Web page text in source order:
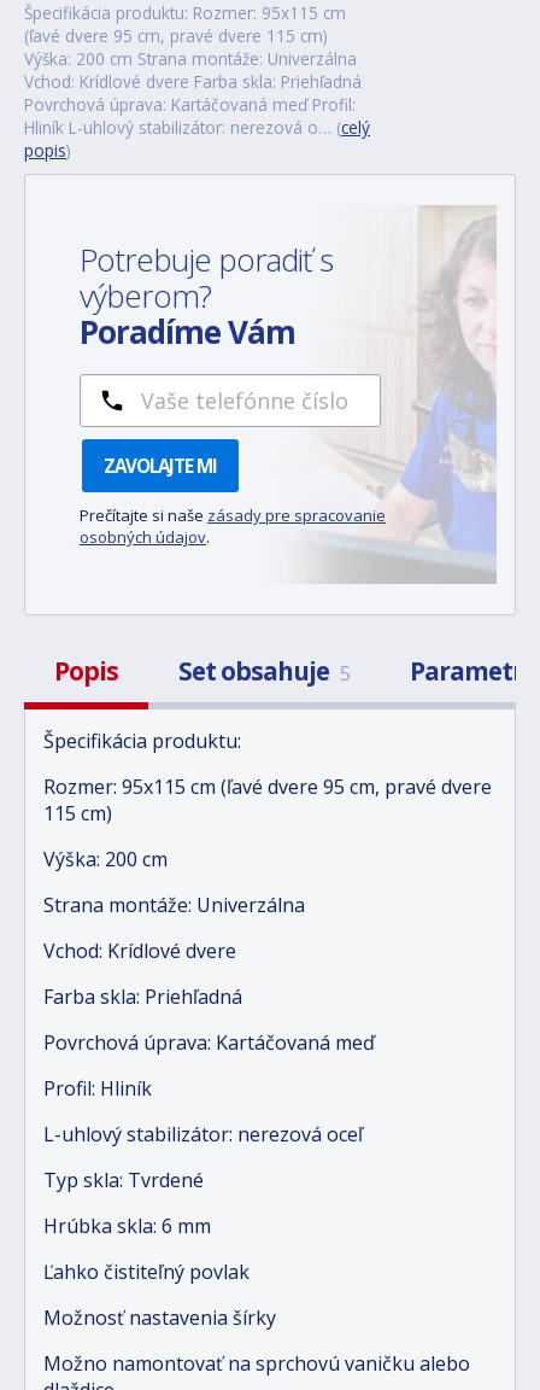
Špecifikácia produktu: Rozmer: 95x115 cm
(ľavé dvere 95 cm, pravé dvere 115 cm)
Výška: 200 cm Strana montáže: Univerzálna
Vchod: Krídlové dvere Farba skla: Priehľadná
Povrchová úprava: Kartáčovaná meď Profil:
Hliník L-uhlový stabilizátor: nerezová o… (celý
popis)
Potrebuje poradiť s
výberom?
Poradíme Vám
ZAVOLAJTE MI
Prečítajte si naše zásady pre spracovanie
osobných údajov.
Popis Set obsahuje 5 Parametre
Špecifikácia produktu:
Rozmer: 95x115 cm (ľavé dvere 95 cm, pravé dvere
115 cm)
Výška: 200 cm
Strana montáže: Univerzálna
Vchod: Krídlové dvere
Farba skla: Priehľadná
Povrchová úprava: Kartáčovaná meď
Profil: Hliník
L-uhlový stabilizátor: nerezová oceľ
Typ skla: Tvrdené
Hrúbka skla: 6 mm
Ľahko čistiteľný povlak
Možnosť nastavenia šírky
Možno namontovať na sprchovú vaničku alebo